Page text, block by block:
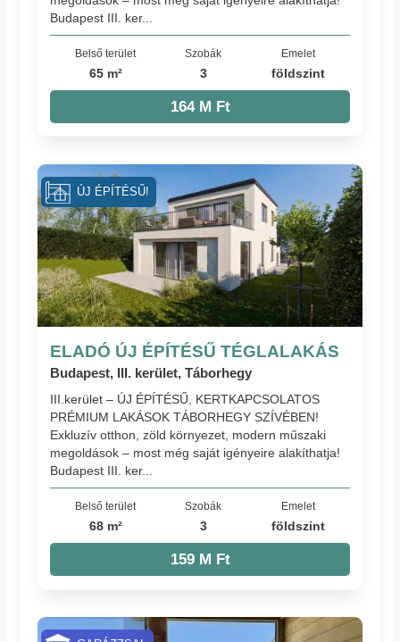
Budapest III. ker...
Belső terület
65 m²
Szobák
3
Emelet
földszint
164 M Ft
ELADÓ ÚJ ÉPÍTÉSŰ TÉGLALAKÁS
Budapest, III. kerület, Táborhegy
III.kerület – ÚJ ÉPÍTÉSŰ, KERTKAPCSOLATOS
PRÉMIUM LAKÁSOK TÁBORHEGY SZÍVÉBEN!
Exkluzív otthon, zöld környezet, modern műszaki
megoldások – most még saját igényeire alakíthatja!
Budapest III. ker...
Belső terület
68 m²
Szobák
3
Emelet
földszint
159 M Ft
ÚJ ÉPÍTÉSŰ!